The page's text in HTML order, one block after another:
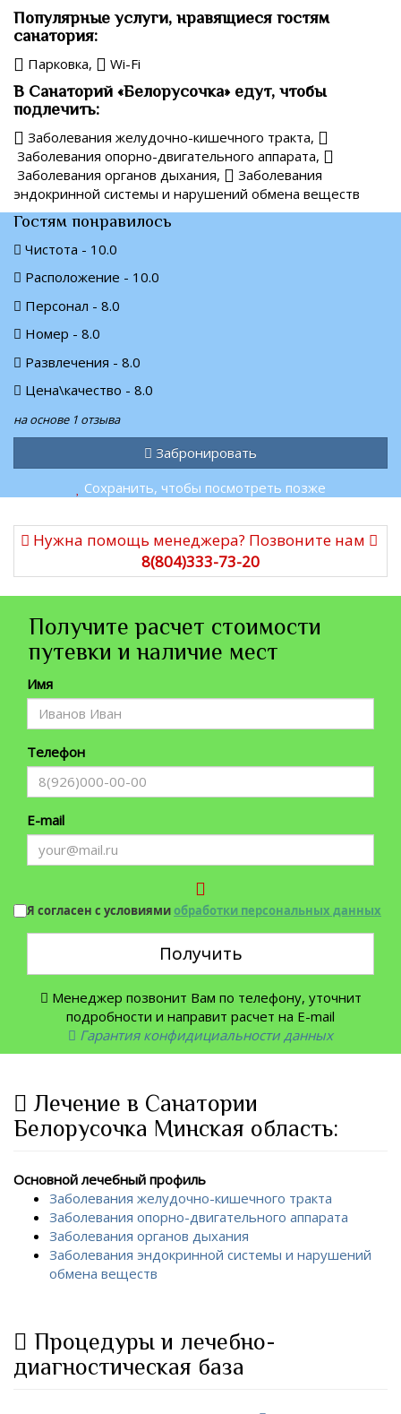
Популярные услуги, нравящиеся гостям
санатория:
Парковка, Wi-Fi
В Санаторий «Белорусочка» едут, чтобы
подлечить:
Заболевания желудочно-кишечного тракта,
Заболевания опорно-двигательного аппарата,
Заболевания органов дыхания,
Заболевания
эндокринной системы и нарушений обмена веществ
Гостям понравилось
Чистота - 10.0
Расположение - 10.0
Персонал - 8.0
Номер - 8.0
Развлечения - 8.0
Цена\качество - 8.0
на основе 1 отзыва
Забронировать
Сохранить, чтобы посмотреть позже
Нужна помощь менеджера? Позвоните нам
8(804)333-73-20
Получите расчет стоимости
путевки и наличие мест
Имя
Телефон
E-mail
Я согласен с условиямиобработки персональных данных
Получить
Менеджер позвонит Вам по телефону, уточнит
подробности и направит расчет на E-mail
Гарантия конфидициальности данных
Лечение в Санатории
Белорусочка Минская область:
Основной лечебный профиль
Заболевания желудочно-кишечного тракта
Заболевания опорно-двигательного аппарата
Заболевания органов дыхания
Заболевания эндокринной системы и нарушений
обмена веществ
Процедуры и лечебно-
диагностическая база